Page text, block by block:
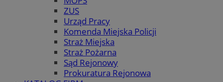
ZUS
Urząd Pracy
Komenda Miejska Policji
Straż Miejska
Straż Pożarna
Sąd Rejonowy
Prokuratura Rejonowa